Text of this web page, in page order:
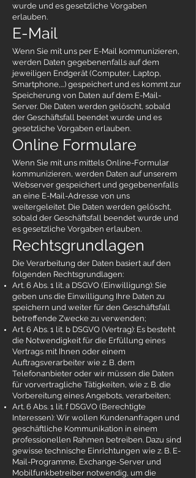
wurde und es gesetzliche Vorgaben
erlauben.
E-Mail
Wenn Sie mit uns per E-Mail kommunizieren,
werden Daten gegebenenfalls auf dem
jeweiligen Endgerät (Computer, Laptop,
Smartphone,…) gespeichert und es kommt zur
Speicherung von Daten auf dem E-Mail-
Server. Die Daten werden gelöscht, sobald
der Geschäftsfall beendet wurde und es
gesetzliche Vorgaben erlauben.
Online Formulare
Wenn Sie mit uns mittels Online-Formular
kommunizieren, werden Daten auf unserem
Webserver gespeichert und gegebenenfalls
an eine E-Mail-Adresse von uns
weitergeleitet. Die Daten werden gelöscht,
sobald der Geschäftsfall beendet wurde und
es gesetzliche Vorgaben erlauben.
Rechtsgrundlagen
Die Verarbeitung der Daten basiert auf den
folgenden Rechtsgrundlagen:
Art. 6 Abs. 1 lit. a DSGVO (Einwilligung): Sie
geben uns die Einwilligung Ihre Daten zu
speichern und weiter für den Geschäftsfall
betreffende Zwecke zu verwenden;
Art. 6 Abs. 1 lit. b DSGVO (Vertrag): Es besteht
die Notwendigkeit für die Erfüllung eines
Vertrags mit Ihnen oder einem
Auftragsverarbeiter wie z. B. dem
Telefonanbieter oder wir müssen die Daten
für vorvertragliche Tätigkeiten, wie z. B. die
Vorbereitung eines Angebots, verarbeiten;
Art. 6 Abs. 1 lit. f DSGVO (Berechtigte
Interessen): Wir wollen Kundenanfragen und
geschäftliche Kommunikation in einem
professionellen Rahmen betreiben. Dazu sind
gewisse technische Einrichtungen wie z. B. E-
Mail-Programme, Exchange-Server und
Mobilfunkbetreiber notwendig, um die